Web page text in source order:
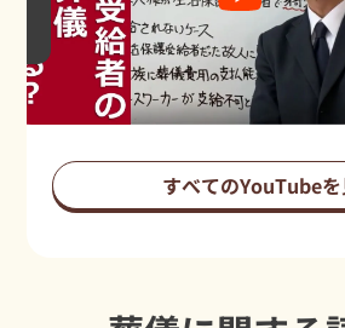
すべてのYouTubeを